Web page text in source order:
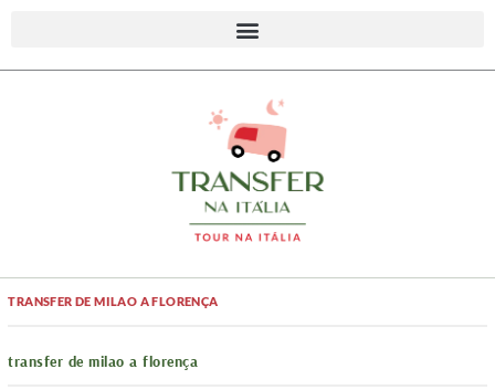
TRANSFER DE MILAO A FLORENÇA
transfer de milao a florença